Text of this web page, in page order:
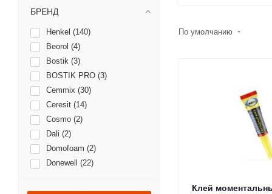
По умолчанию
Клей
БРЕНД
Henkel (140)
Beorol (4)
Bostik (3)
BOSTIK PRO (3)
Cemmix (30)
Ceresit (14)
Cosmo (2)
Dali (2)
Domofoam (2)
Donewell (22)
Fortis (1)